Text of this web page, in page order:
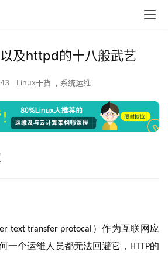
及httpd的十八般武艺
Linux干货 , 系统运维
text transfer protocal ）作为互联网应
一个运维人员都无法回避它， HTTP的